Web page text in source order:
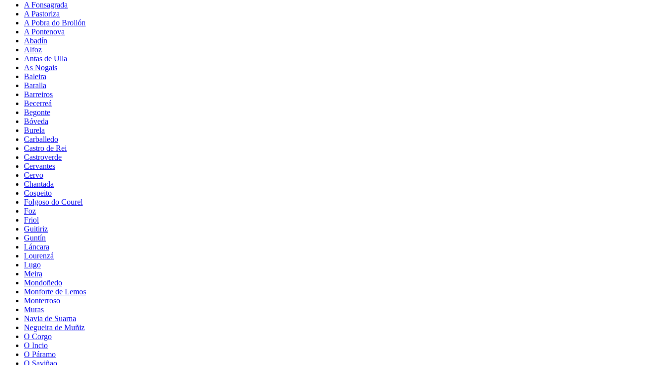
A Fonsagrada
A Pastoriza
A Pobra do Brollón
A Pontenova
Abadín
Alfoz
Antas de Ulla
As Nogais
Baleira
Baralla
Barreiros
Becerreá
Begonte
Bóveda
Burela
Carballedo
Castro de Rei
Castroverde
Cervantes
Cervo
Chantada
Cospeito
Folgoso do Courel
Foz
Friol
Guitiriz
Guntín
Láncara
Lourenzá
Lugo
Meira
Mondoñedo
Monforte de Lemos
Monterroso
Muras
Navia de Suarna
Negueira de Muñiz
O Corgo
O Incio
O Páramo
O Saviñao